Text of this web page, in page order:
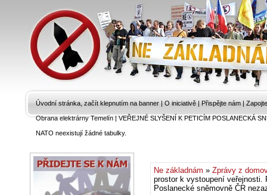
Úvodní stránka, začít klepnutím na banner | O iniciativě | Přispějte nám |
Obrana elektrárny Temelín|VEŘEJNÉ SLYŠENÍ K PETICÍM POSLANECKÁ
NATO neexistují žádné tabulky.
Ne základnám » Zprávy z
prostor k vystoupení veřejnosti.
Poslanecké sněmovně ČR